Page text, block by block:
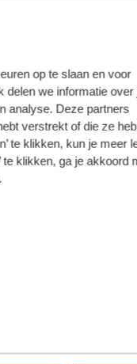
op te slaan en voor
delen we informatie over
analyse. Deze partners
verstrekt of die ze
te klikken, kun je meer
te klikken, ga je akkoord